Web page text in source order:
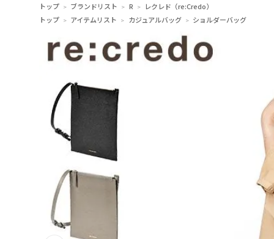
トップ ブランドリスト R
レクレド（re:Credo）
トップ
アイテムリスト カジュアルバッグ ショルダーバッグ